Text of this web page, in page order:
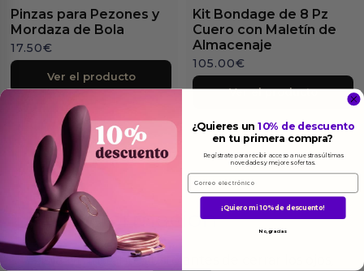
Pinzas para Pezones y
Mordaza de Bola
17.50€
Ver el producto
Kit Bondage de 8 Pz
Cuero con Maletín de
Almacenaje
105.00€
Ver el producto
Másinformacion
Existe un instante, justo antes de cerrar los ojos,
¿Quieres un10% de descuento
en tu primera compra?
Regístrate para recibir acceso a nuestras últimas
novedades y mejores ofertas.
Email
¡Quiero mi 10% de descuento!
No, gracias